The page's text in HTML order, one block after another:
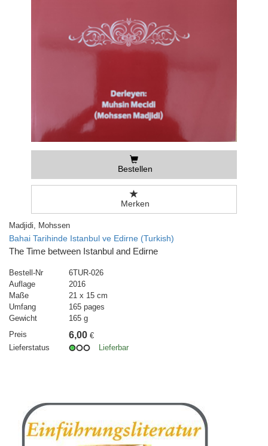
Bestellen
Merken
Madjidi, Mohssen
Bahai Tarihinde Istanbul ve Edirne (Turkish)
The Time between Istanbul and Edirne
Bestell-Nr
6TUR-026
Auflage
2016
Maße
21 x 15 cm
Umfang
165 pages
Gewicht
165 g
Preis
6,00 €
Lieferstatus
Lieferbar